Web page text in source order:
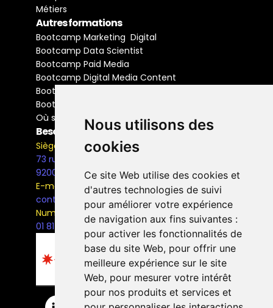
Nous utilisons des
cookies
Ce site Web utilise des cookies et
d'autres technologies de suivi
pour améliorer votre expérience
de navigation aux fins suivantes :
pour activer les fonctionnalités de
base du site Web, pour offrir une
meilleure expérience sur le site
Web, pour mesurer votre intérêt
pour nos produits et services et
Métiers
Autres formations
Bootcamp Marketing  Digital
Bootcamp Data Scientist
Bootcamp Paid Media
Bootcamp Digital Media Content
Bootcamp Social Media Manager
Bootcamp Buyer Media
Où se former
Besoin d'information ?
Siège Social
73 rue Henri Barbusse,
92000, Nanterre
E-mail
contact@the-bridge.fr
Numéro de téléphone
01 81 93 68 42